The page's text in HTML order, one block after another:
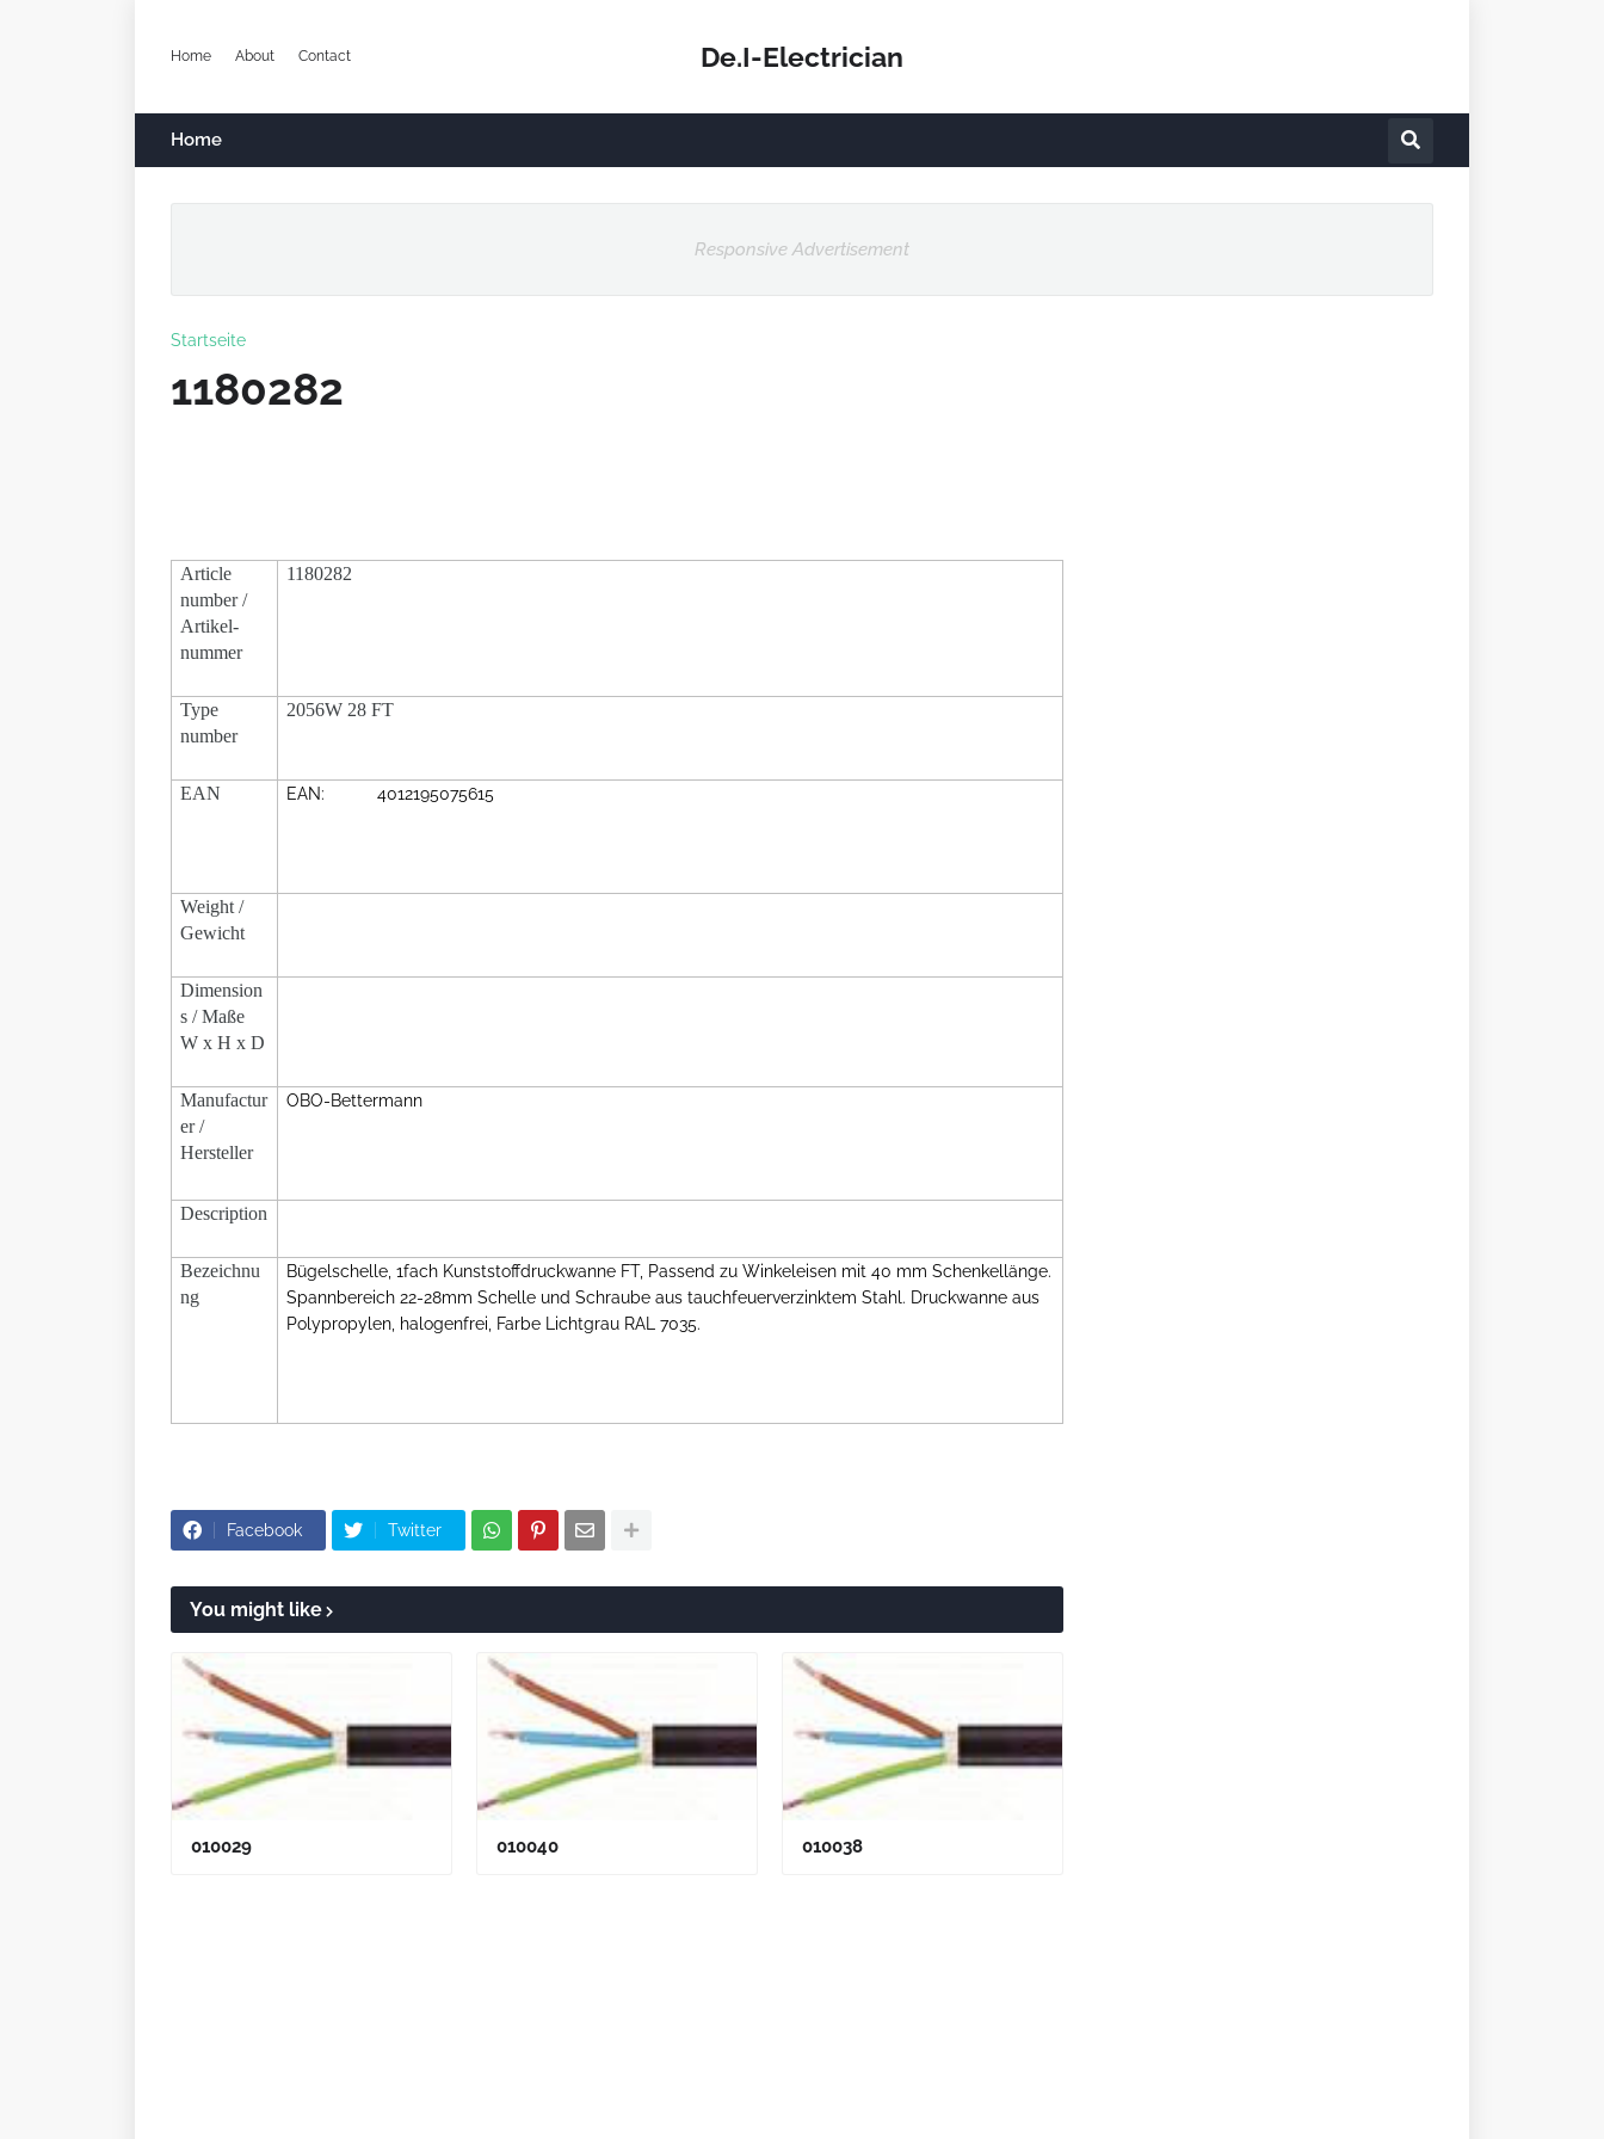
Home About Contact De.I-Electrician
Home
Responsive Advertisement
Startseite
1180282
Article
number /
Artikel-
nummer
1180282
Type
number
2056W 28 FT
EAN EAN: 4012195075615
Weight /
Gewicht
Dimension
s / Maße
W x H x D
Manufactur
er /
Hersteller
OBO-Bettermann
Description
Bezeichnu
ng
Bügelschelle, 1fach Kunststoffdruckwanne FT, Passend zu Winkeleisen mit 40 mm Schenkellänge.
Spannbereich 22-28mm Schelle und Schraube aus tauchfeuerverzinktem Stahl. Druckwanne aus
Polypropylen, halogenfrei, Farbe Lichtgrau RAL 7035.
Facebook Twitter
You might like
010029 010040 010038